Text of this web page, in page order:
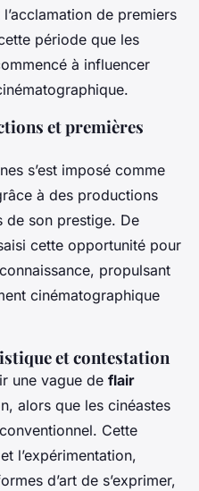
de premiers
période que les
à influencer
et premières
s’est imposé comme
à des productions
de son prestige. De
cette opportunité pour
propulsant
cinématographique
et contestation
une vague de flair
alors que les cinéastes
Cette
l’expérimentation,
d’art de s’exprimer,